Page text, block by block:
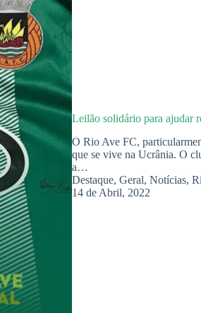
Leilão solidário para ajudar
O Rio Ave FC,
que se vive na Ucrânia. O
a…
Destaque,Geral,Notícias,
14 de Abril, 2022